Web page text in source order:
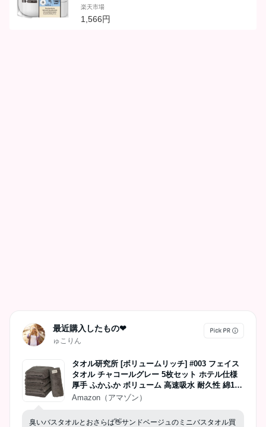
楽天市場
1,566円
最近購入したもの❤
ゅこりん
タオル研究所 [ボリュームリッチ] #003 フェイス
タオル チャコールグレー 5枚セット ホテル仕様
厚手 ふかふか ボリューム 高速吸水 耐久性 綿10
0% 480GSM JapanTechnology
Amazon（アマゾン）
臭いバスタオルとおさらば👋サンドベージュのミニバスタオル買